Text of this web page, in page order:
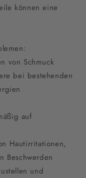
können eine
von Schmuck
bei bestehenden
auf
Hautirritationen,
Beschwerden
und